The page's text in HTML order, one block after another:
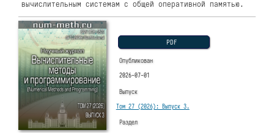
вычислительным системам с общей оперативной памятью.
PDF
Опубликован
2026-07-01
Выпуск
Том 27 (2026): Выпуск 3.
Раздел